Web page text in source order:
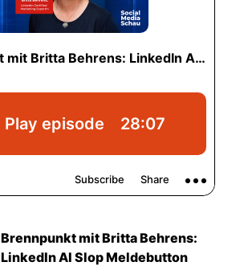
Brennpunkt mit Britta Behrens:
LinkedIn AI Slop Meldebutton